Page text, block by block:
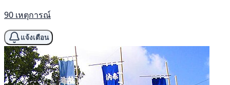
90 เหตุการณ์
แจ้งเตือน